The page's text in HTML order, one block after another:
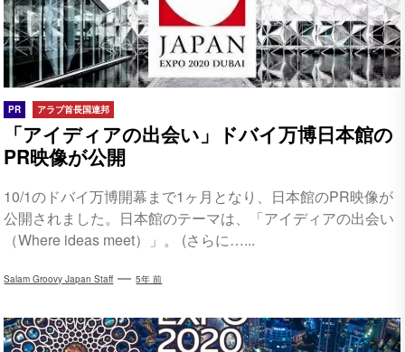
PR アラブ首長国連邦
「アイディアの出会い」ドバイ万博日本館の
PR映像が公開
10/1のドバイ万博開幕まで1ヶ月となり、日本館のPR映像が
公開されました。日本館のテーマは、「アイディアの出会い
（Where ideas meet）」。 (さらに…...
Salam Groovy Japan Staff 5年 前